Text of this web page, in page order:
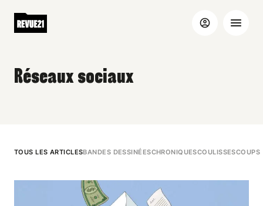
Réseaux sociaux
TOUS LES ARTICLESBANDES DESSINÉESCHRONIQUESCOULISSESCOUPS